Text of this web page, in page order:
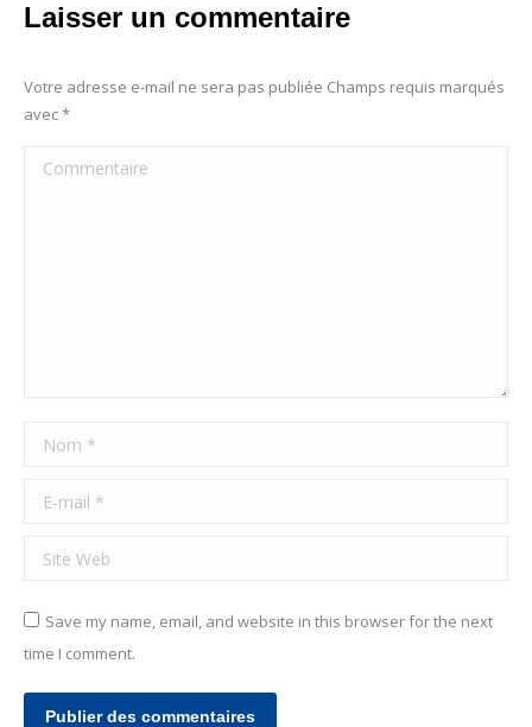
Laisser un commentaire
Votre adresse e-mail ne sera pas publiée Champs requis marqués
avec*
Commentaire
Nom *
E-mail *
Site Web
Save my name, email, and website in this browser for the next
time I comment.
Publier des commentaires